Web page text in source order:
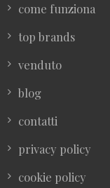
come funziona
top brands
venduto
blog
contatti
privacy policy
cookie policy